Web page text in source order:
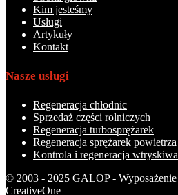
Kim jesteśmy
Usługi
Artykuły
Kontakt
Nasze usługi
Regeneracja chłodnic
Sprzedaż części rolniczych
Regeneracja turbosprężarek
Regeneracja sprężarek powietrza
Kontrola i regeneracja
© 2003 - 2025 GALOP -
CreativeOne